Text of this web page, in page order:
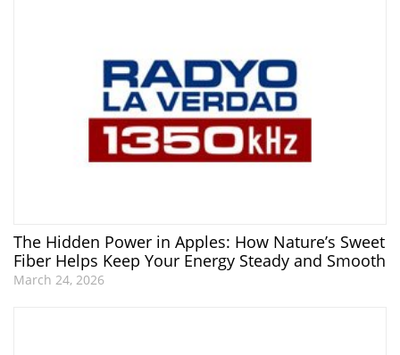
The Hidden Power in Apples: How Nature’s Sweet
Fiber Helps Keep Your Energy Steady and Smooth
March 24, 2026